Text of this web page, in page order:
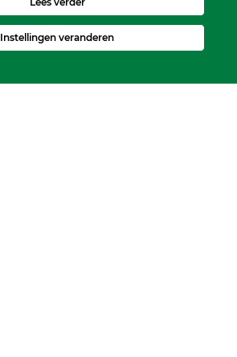
Instellingen veranderen